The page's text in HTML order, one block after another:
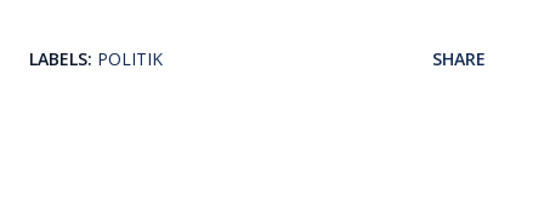
LABELS: POLITIK SHARE